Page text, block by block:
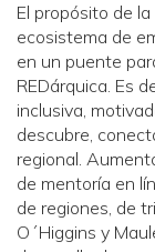
El propósito de
ecosistema de
en un puente
REDárquica. Es
inclusiva,
descubre,
regional.
de mentoría en
de regiones, de
O´Higgins y